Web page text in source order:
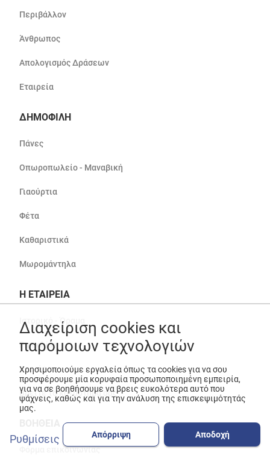
Περιβάλλον
Άνθρωπος
Απολογισμός Δράσεων
Εταιρεία
ΔΗΜΟΦΙΛΗ
Πάνες
Οπωροπωλείο - Μαναβική
Γιαούρτια
Φέτα
Καθαριστικά
Μωρομάντηλα
Η ΕΤΑΙΡΕΙΑ
Ιστορικό - Όραμα
Franchise
Καριέρα
Βρείτε το κατάστημά σας
Φόρμα επικοινωνίας
Διαχείριση cookies και
παρόμοιων τεχνολογιών
Χρησιμοποιούμε εργαλεία όπως τα cookies για να σου
προσφέρουμε μία κορυφαία προσωποποιημένη εμπειρία,
για να σε βοηθήσουμε να βρεις ευκολότερα αυτό που
ψάχνεις, καθώς και για την ανάλυση της επισκεψιμότητάς
μας.
Ρυθμίσεις Απόρριψη Αποδοχή